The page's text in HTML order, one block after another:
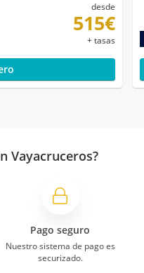
desde
515€
+ tasas
Vayacruceros?
Pago seguro
Nuestro sistema de pago es
securizado.